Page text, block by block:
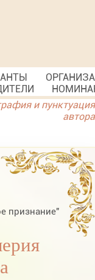
и пунктуация
автора
признание"